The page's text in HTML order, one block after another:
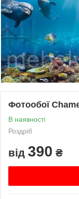
Фотообої
В наявності
Роздріб
від 390 ₴